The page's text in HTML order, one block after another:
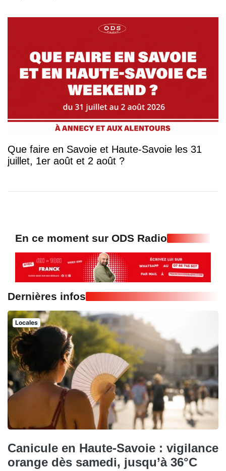
Que faire en Savoie et Haute-Savoie les 31
juillet, 1er août et 2 août ?
En ce moment sur ODS Radio
Dernières infos
Locales
Canicule en Haute-Savoie : vigilance
orange dès samedi, jusqu’à 36°C